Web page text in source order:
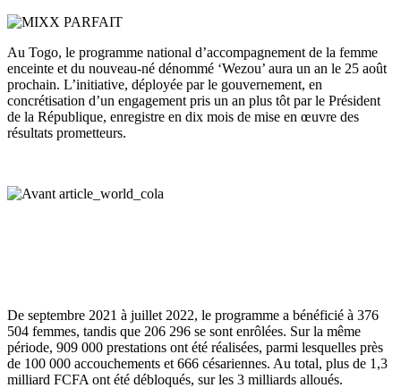
Au Togo, le programme national d’accompagnement de la femme
enceinte et du nouveau-né dénommé ‘Wezou’ aura un an le 25 août
prochain. L’initiative, déployée par le gouvernement, en
concrétisation d’un engagement pris un an plus tôt par le Président
de la République, enregistre en dix mois de mise en œuvre des
résultats prometteurs.
De septembre 2021 à juillet 2022, le programme a bénéficié à 376
504 femmes, tandis que 206 296 se sont enrôlées. Sur la même
période, 909 000 prestations ont été réalisées, parmi lesquelles près
de 100 000 accouchements et 666 césariennes. Au total, plus de 1,3
milliard FCFA ont été débloqués, sur les 3 milliards alloués.